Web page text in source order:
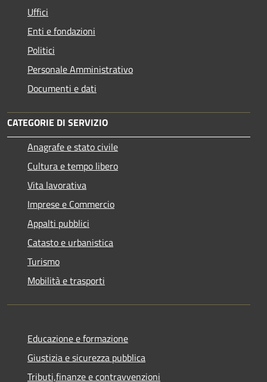
Uffici
Enti e fondazioni
Politici
Personale Amministrativo
Documenti e dati
CATEGORIE DI SERVIZIO
Anagrafe e stato civile
Cultura e tempo libero
Vita lavorativa
Imprese e Commercio
Appalti pubblici
Catasto e urbanistica
Turismo
Mobilità e trasporti
Educazione e formazione
Giustizia e sicurezza pubblica
Tributi,finanze e contravvenzioni